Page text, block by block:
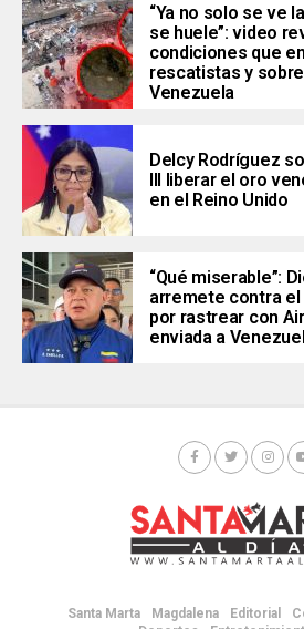
“Ya no solo se ve
se huele”: video
condiciones que
rescatistas y
Venezuela
Delcy Rodríguez
III liberar el oro
en el Reino Unido
“Qué miserable”:
arremete contra el
por rastrear con
enviada a
Santa Marta Magdalena Editorial